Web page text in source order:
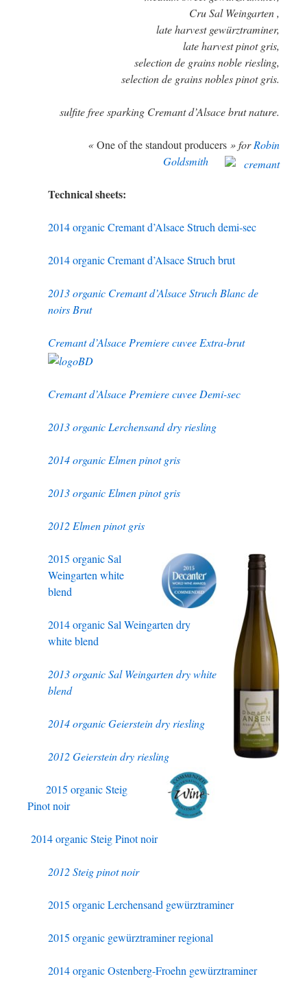
Cru Sal Weingarten ,
late harvest gewürztraminer,
late harvest pinot gris,
selection de grains noble riesling,
selection de grains nobles pinot gris.
sulfite free sparking Cremant d’Alsace brut nature.
«One of the standout producers » forRobin
Goldsmith
Technical sheets:
2014 organic Cremant d’Alsace Struch demi-sec
2014 organic Cremant d’Alsace Struch brut
2013 organic Cremant d’Alsace Struch Blanc de
noirs Brut
Cremant d’Alsace Premiere cuvee Extra-brut
Cremant d’Alsace Premiere cuvee Demi-sec
2013 organic Lerchensand dry riesling
2014 organic Elmen pinot gris
2013 organic Elmen pinot gris
2012 Elmen pinot gris
2015 organic Sal
Weingarten white
blend
2014 organic Sal Weingarten dry
white blend
2013 organic Sal Weingarten dry white
blend
2014 organic Geierstein dry riesling
2012 Geierstein dry riesling
2015 organic Steig
Pinot noir
2014 organic Steig Pinot noir
2012 Steig pinot noir
2015 organic Lerchensand gewürztraminer
2015 organic gewürztraminer regional
2014 organic Ostenberg-Froehn gewürztraminer